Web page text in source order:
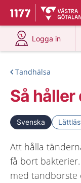
Till startsidan för
Du har valt
Logga in
på 1177.se
Tandhälsa
Så håller
Svenska
Att hålla
få bort
med tandborste